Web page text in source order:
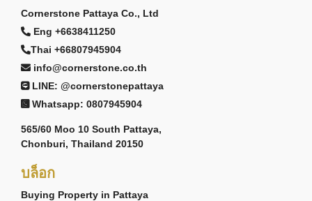
Cornerstone Pattaya Co., Ltd
Eng +6638411250
Thai +66807945904
info@cornerstone.co.th
LINE: @cornerstonepattaya
Whatsapp: 0807945904
565/60 Moo 10 South Pattaya,
Chonburi, Thailand 20150
บล็อก
Buying Property in Pattaya